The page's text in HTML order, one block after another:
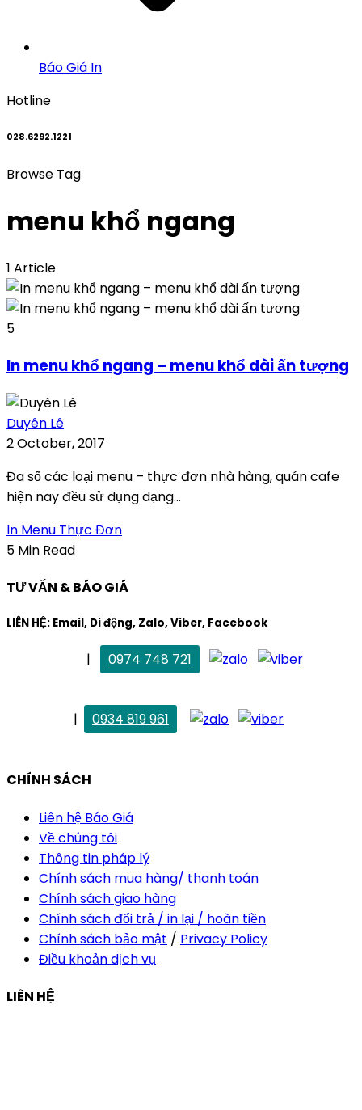
Báo Giá In
Hotline
028.6292.1221
Browse Tag
menu khổ ngang
1 Article
5
In menu khổ ngang – menu khổ dài ấn tượng
Duyên Lê
2 October, 2017
Đa số các loại menu – thực đơn nhà hàng, quán cafe
hiện nay đều sử dụng dạng...
In Menu Thực Đơn
5 Min Read
TƯ VẤN & BÁO GIÁ
LIÊN HỆ: Email, Di động, Zalo, Viber, Facebook
|
0974 748 721
|
0934 819 961
CHÍNH SÁCH
Liên hệ Báo Giá
Về chúng tôi
Thông tin pháp lý
Chính sách mua hàng/ thanh toán
Chính sách giao hàng
Chính sách đổi trả / in lại / hoàn tiền
Chính sách bảo mật / Privacy Policy
Điều khoản dịch vụ
LIÊN HỆ